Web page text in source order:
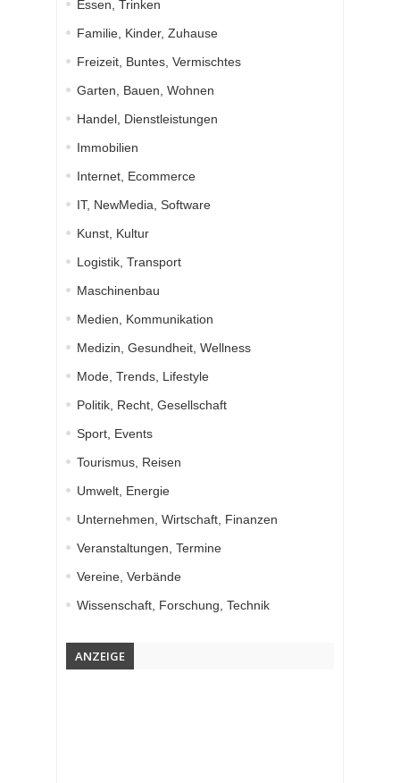
Essen, Trinken
Familie, Kinder, Zuhause
Freizeit, Buntes, Vermischtes
Garten, Bauen, Wohnen
Handel, Dienstleistungen
Immobilien
Internet, Ecommerce
IT, NewMedia, Software
Kunst, Kultur
Logistik, Transport
Maschinenbau
Medien, Kommunikation
Medizin, Gesundheit, Wellness
Mode, Trends, Lifestyle
Politik, Recht, Gesellschaft
Sport, Events
Tourismus, Reisen
Umwelt, Energie
Unternehmen, Wirtschaft, Finanzen
Veranstaltungen, Termine
Vereine, Verbände
Wissenschaft, Forschung, Technik
ANZEIGE